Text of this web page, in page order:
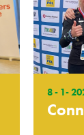
8 - 1-